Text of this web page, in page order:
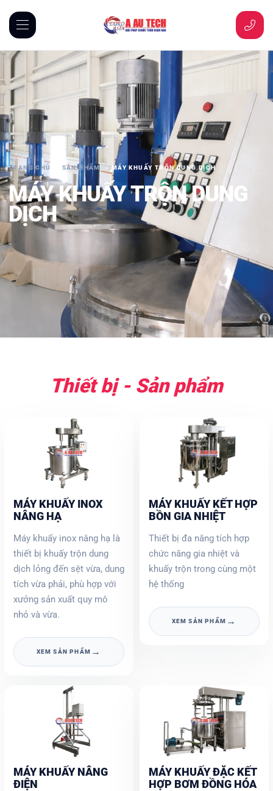
TRANG CHỦ SẢN PHẨM MÁY KHUẤY TRỘN DUNG DỊCH
MÁY KHUẤY TRỘN DUNG
DỊCH
Thiết bị - Sản phẩm
MÁY KHUẤY INOX
NÂNG HẠ
Máy khuấy inox nâng hạ là
thiết bị khuấy trộn dung
dịch lỏng đến sệt vừa, dung
tích vừa phải, phù hợp với
xưởng sản xuất quy mô
nhỏ và vừa.
XEM SẢN PHẨM →
MÁY KHUẤY KẾT HỢP
BỒN GIA NHIỆT
Thiết bị đa năng tích hợp
chức năng gia nhiệt và
khuấy trộn trong cùng một
hệ thống
XEM SẢN PHẨM →
MÁY KHUẤY NÂNG
ĐIỆN
MÁY KHUẤY ĐẶC KẾT
HỢP BƠM ĐỒNG HÓA